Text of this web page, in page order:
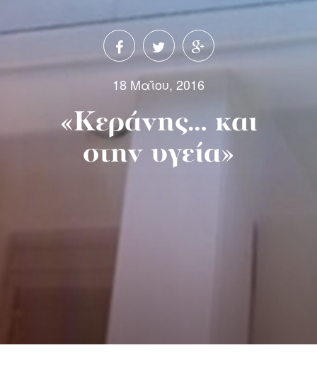
18 Μαΐου, 2016
«Κεράνης… και
στην υγεία»